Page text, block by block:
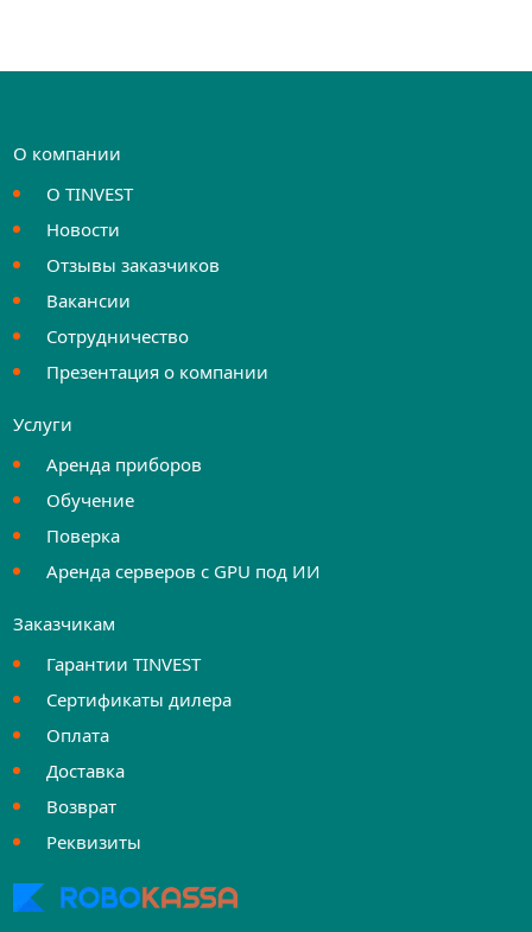
О компании
О TINVEST
Новости
Отзывы заказчиков
Вакансии
Сотрудничество
Презентация о компании
Услуги
Аренда приборов
Обучение
Поверка
Аренда серверов с GPU под ИИ
Заказчикам
Гарантии TINVEST
Сертификаты дилера
Оплата
Доставка
Возврат
Реквизиты